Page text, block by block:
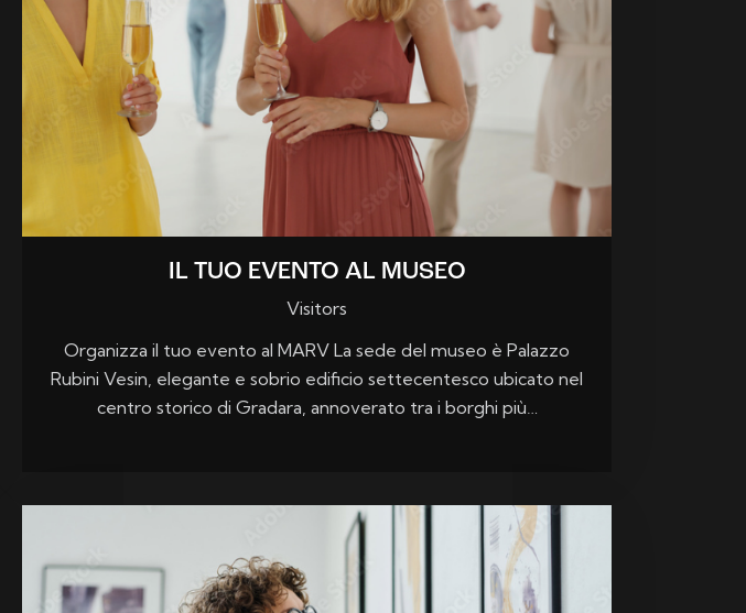
IL TUO EVENTO AL MUSEO
Visitors
Organizza il tuo evento al MARV La sede del museo è Palazzo
Rubini Vesin, elegante e sobrio edificio settecentesco ubicato nel
centro storico di Gradara, annoverato tra i borghi più…